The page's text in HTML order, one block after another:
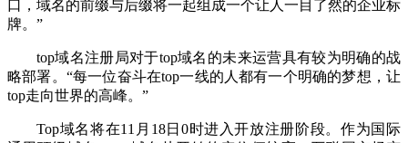
口，域名的前缀与后缀将一起组成一个让人一目了然的企业标
牌。”
top域名注册局对于top域名的未来运营具有较为明确的战
略部署。“每一位奋斗在top一线的人都有一个明确的梦想，让
top走向世界的高峰。”
Top域名将在11月18日0时进入开放注册阶段。作为国际